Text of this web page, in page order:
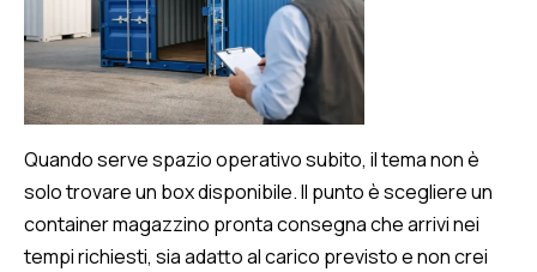
Quando serve spazio operativo subito, il tema non è
solo trovare un box disponibile. Il punto è scegliere un
container magazzino pronta consegna che arrivi nei
tempi richiesti, sia adatto al carico previsto e non crei